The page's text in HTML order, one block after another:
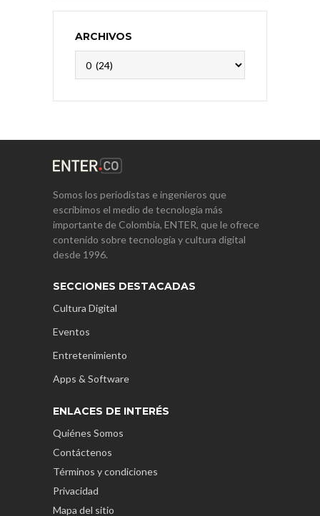
ARCHIVOS
Somos los periodistas e ingenieros que
escribimos el medio de tecnología más
importante de Colombia, ENTER, que le ofrece
contenido sobre tecnología y cultura digital
desde 1996.
SECCIONES DESTACADAS
Cultura Digital
Eventos
Entretenimiento
Apps & Software
ENLACES DE INTERÉS
Quiénes Somos
Contáctenos
Términos y condiciones
Privacidad
Mapa del sitio